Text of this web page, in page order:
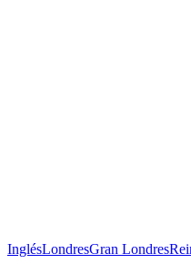
InglésLondresGran Londres